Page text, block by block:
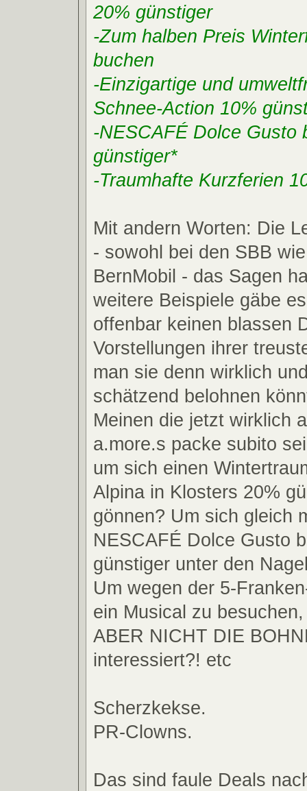
20% günstiger
-Zum halben Preis
buchen
-Einzigartige und
Schnee-Action 10%
-NESCAFÉ Dolce Gusto
günstiger*
-Traumhafte Kurzferien
Mit andern Worten: Die
- sowohl bei den SBB
BernMobil - das Sagen
weitere Beispiele gäbe
offenbar keinen blassen
Vorstellungen ihrer
man sie denn wirklich
schätzend belohnen
Meinen die jetzt wirklich
a.more.s packe subito
um sich einen
Alpina in Klosters 20%
gönnen? Um sich gleich
NESCAFÉ Dolce Gusto
günstiger unter den
Um wegen der 5-
ein Musical zu
ABER NICHT DIE
interessiert?! etc
Scherzkekse.
PR-Clowns.
Das sind faule Deals